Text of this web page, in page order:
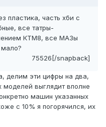
пластика, часть хби с
все татры-
КТМ8, все МАЗы
75526[/snapback]
делим эти цифры на два,
выглядит вполне
машин указанных
с 10% я погорячился, их